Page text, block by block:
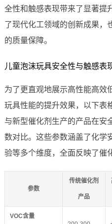
全性和触感表现带来了显著提
了现代化工领域的创新成果，
的质量保障。
儿童泡沫玩具安全性与触感表
为了更直观地展示高性能高效
玩具性能的提升效果，以下表
与新型催化剂生产的产品在安
数对比。这些参数涵盖了化学
验等多个维度，全面反映了催
参数
传统催化剂
产品
VOC含量